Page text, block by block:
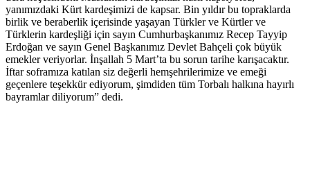
yanımızdaki Kürt kardeşimizi de kapsar. Bin yıldır bu topraklarda
birlik ve beraberlik içerisinde yaşayan Türkler ve Kürtler ve
Türklerin kardeşliği için sayın Cumhurbaşkanımız Recep Tayyip
Erdoğan ve sayın Genel Başkanımız Devlet Bahçeli çok büyük
emekler veriyorlar. İnşallah 5 Mart’ta bu sorun tarihe karışacaktır.
İftar soframıza katılan siz değerli hemşehrilerimize ve emeği
geçenlere teşekkür ediyorum, şimdiden tüm Torbalı halkına hayırlı
bayramlar diliyorum” dedi.